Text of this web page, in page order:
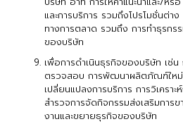
และการบริการ รวมถึงโปรโมชั่นต่า
ทางการตลาด รวมถึง การทำธุรกร
ของบริษัท
เพื่อการดำเนินธุรกิจของบริษัท เช่น
ตรวจสอบ การพัฒนาผลิตภัณฑ์ใหม่
เปลี่ยนแปลงการบริการ การวิเคราะ
สำรวจการจัดกิจกรรมส่งเสริมการ
งานและขยายธุรกิจของบริษัท